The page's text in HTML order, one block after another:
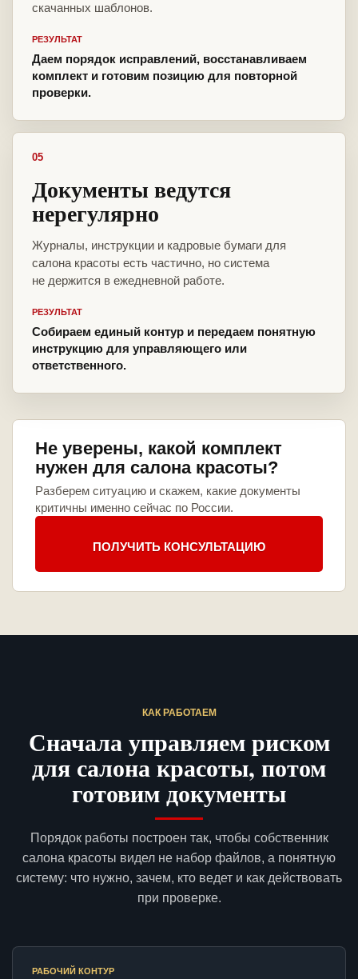
скачанных шаблонов.
РЕЗУЛЬТАТ
Даем порядок исправлений, восстанавливаем
комплект и готовим позицию для повторной
проверки.
05
Документы ведутся
нерегулярно
Журналы, инструкции и кадровые бумаги для
салона красоты есть частично, но система
не держится в ежедневной работе.
РЕЗУЛЬТАТ
Собираем единый контур и передаем понятную
инструкцию для управляющего или
ответственного.
Не уверены, какой комплект
нужен для салона красоты?
Разберем ситуацию и скажем, какие документы
критичны именно сейчас по России.
ПОЛУЧИТЬ КОНСУЛЬТАЦИЮ
КАК РАБОТАЕМ
Сначала управляем риском
для салона красоты, потом
готовим документы
Порядок работы построен так, чтобы собственник
салона красоты видел не набор файлов, а понятную
систему: что нужно, зачем, кто ведет и как действовать
при проверке.
РАБОЧИЙ КОНТУР